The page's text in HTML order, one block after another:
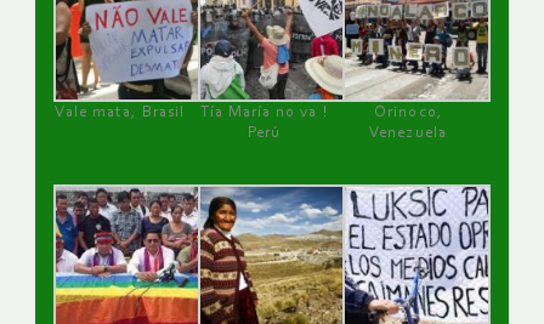
Vale mata, Brasil
Tía María no va !
Perú
Orinoco,
Venezuela